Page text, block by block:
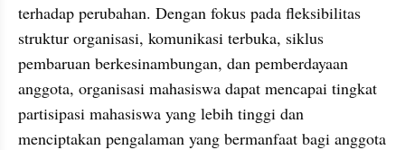
terhadap perubahan. Dengan fokus pada fleksibilitas
struktur organisasi, komunikasi terbuka, siklus
pembaruan berkesinambungan, dan pemberdayaan
anggota, organisasi mahasiswa dapat mencapai tingkat
partisipasi mahasiswa yang lebih tinggi dan
menciptakan pengalaman yang bermanfaat bagi anggota